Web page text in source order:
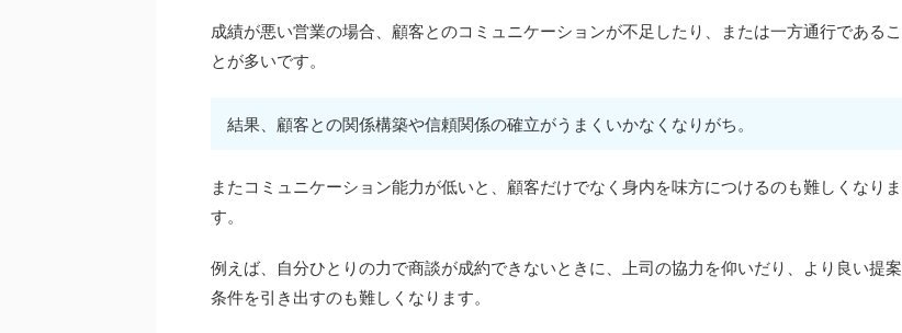
成績が悪い営業の場合、顧客とのコミュニケーションが不足したり、または一方通行であるこ
とが多いです。
結果、顧客との関係構築や信頼関係の確立がうまくいかなくなりがち。
またコミュニケーション能力が低いと、顧客だけでなく身内を味方につけるのも難しくなりま
す。
例えば、自分ひとりの力で商談が成約できないときに、上司の協力を仰いだり、より良い提案
条件を引き出すのも難しくなります。